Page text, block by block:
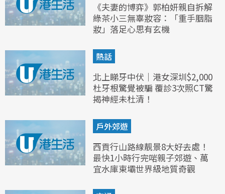
《夫妻的博弈》郭柏妍親自拆解
綠茶小三無辜妝容：「重手胭脂
妝」落足心思有玄機
熱話
北上睇牙中伏｜港女深圳$2,000
杜牙根驚覺被騙 覆診3次照CT驚
揭神經未杜清！
戶外郊遊
西貢行山路線靚景8大好去處！
最快1小時行完啱親子郊遊、萬
宜水庫東壩世界級地質奇觀